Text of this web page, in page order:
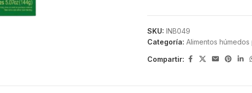
SKU: INB049
Categoría: Alimentos
Compartir: